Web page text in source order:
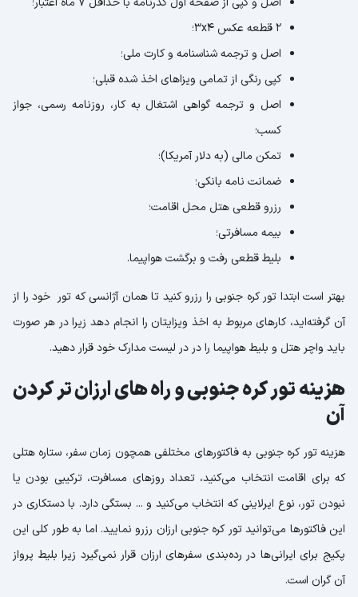
۲ قطعه عکس ۳x۴؛
اصل و ترجمه شناسنامه و کارت ملی؛
کپی رنگی از تمامی ویزاهای اخذ شده قبلی؛
اصل و ترجمه گواهی اشتغال به کار، روزنامه رسمی، جواز
کسب؛
تمکن مالی (به دلار آمریکا)؛
ضمانت نامه بانکی؛
رزرو قطعی هتل محل اقامت؛
بیمه مسافرتی؛
بلیط قطعی رفت و برگشت هواپیما.
بهتر است ابتدا تور کره جنوبی را رزرو کنید تا همان آژانسی که تور خود را از
آن گرفته‌اید، کارهای مربوط به اخذ ویزایتان را انجام دهد زیرا در هر صورت
باید واچر هتل و بلیط هواپیما را در در لیست مدارک خود قرار دهید.
هزینه تور کره جنوبی و راه های ارزان تر کردن
آن
هزینه تور کره جنوبی به فاکتورهای مختلفی همچون زمان سفر، ستاره هتلی
که برای اقامت انتخاب می‌کنید، تعداد روزهای مسافرت، ترکیبی بودن یا
نبودن تور، نوع ایرلاینی که انتخاب می‌کنید و ... بستگی دارد. با دستکاری در
این فاکتورها می‌توانید تور کره جنوبی ارزان رزرو نمایید. اما به طور کلی این
پکیج برای ایرانی‌ها در رده‌بندی سفرهای ارزان قرار نمی‌گیرد زیرا بلیط پرواز
آن گران است.